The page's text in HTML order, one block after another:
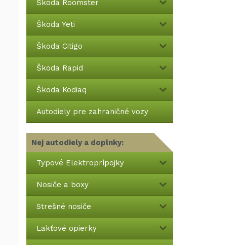
Škoda Roomster
Škoda Yeti
Škoda Citigo
Škoda Rapid
Škoda Kodiaq
Autodiely pre zahraničné vozy
Nej autodiely a doplnky:
Typové Elektroprípojky
Nosiče a boxy
Strešné nosiče
Lakťové opierky